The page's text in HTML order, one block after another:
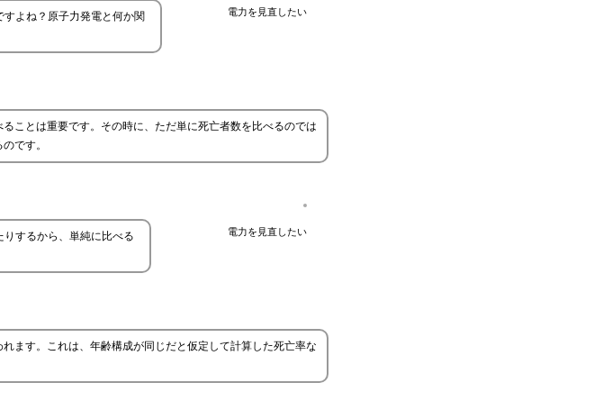
電力を見直したい
よね？原子力発電と何か関
ことは重要です。その時に、ただ単に死亡者数を比べるのでは
です。
電力を見直したい
するから、単純に比べる
ます。これは、年齢構成が同じだと仮定して計算した死亡率な